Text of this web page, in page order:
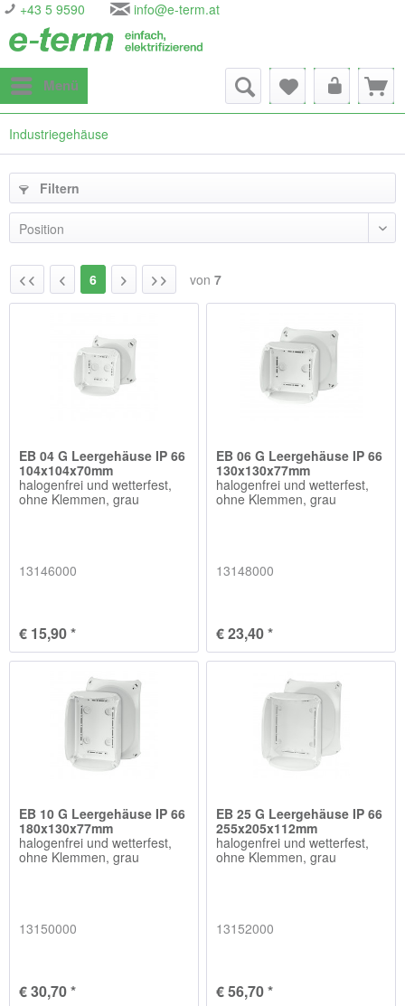
+43 5 9590 info@e-term.at
Menü
Industriegehäuse
Filtern
6 von 7
EB 04 G Leergehäuse IP 66
104x104x70mm
halogenfrei und wetterfest,
ohne Klemmen, grau
13146000
€ 15,90 *
EB 06 G Leergehäuse IP 66
130x130x77mm
halogenfrei und wetterfest,
ohne Klemmen, grau
13148000
€ 23,40 *
EB 10 G Leergehäuse IP 66
180x130x77mm
halogenfrei und wetterfest,
ohne Klemmen, grau
13150000
€ 30,70 *
EB 25 G Leergehäuse IP 66
255x205x112mm
halogenfrei und wetterfest,
ohne Klemmen, grau
13152000
€ 56,70 *